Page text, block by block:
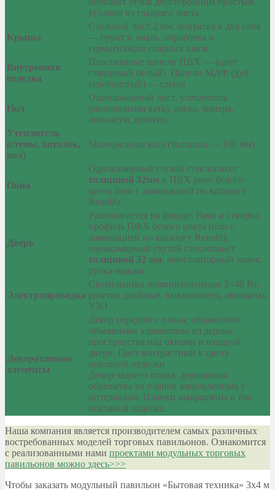
уголком из гладкого листа.
Крыша
Стальной лист 2 мм, покраска в два слоя
— грунт и эмаль, обработка и
герметизация сварных швов.
Внутренняя
отделка
Пластиковые панели ПВХ — (цвет
глянцевый белый). Панели МДФ (дуб
серебристый) — стены
Пол
Оцинкованный лист, утеплитель
(минеральная вата), доска, фанера,
линолеум, плинтус
Утеплитель
(стены, потолок,
пол)
Минеральная вата (толщина — 100 мм)
Окна
Однокамерный глухой стеклопакет
толщиной 32мм в ПВХ раме белого
цвета (или с ламинацией по каталогу
Renolit)
Дверь
Располагается на фасаде. Рама и створка
профиль ПФХ белого цвета (или с
ламинацией по каталогу Renolit),
однокамерный глухой стеклопакет
толщиной 32 мм, многозапорный замок,
ручка-нажим
Электропроводка
Светильники люминесцентные 2×40 Вт,
розетки двойные, выключатель, автоматы,
УЗО
Декоративные
элементы
Декор переднего плана: обрамление
объемными элементами из дерева
пространства над окнами и входной
двери. Цвет контрастный к цвету
основной отделки
Декор заднего плана: деревянная
обрешетка из планок закрепленных с
интервалом. Планки выкрашены в тон
основной отделке.
Наша компания является производителем самых различных
востребованных моделей торговых павильонов. Ознакомится
с реализованными нами проектами модульных торговых
павильонов можно здесь>>>
Чтобы заказать модульный павильон «Бытовая техника» 3х4 м